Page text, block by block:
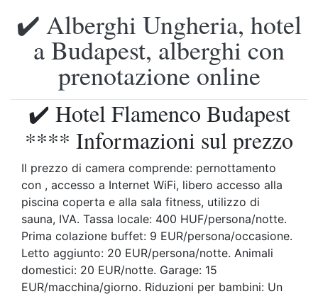
✔️ Alberghi Ungheria, hotel
a Budapest, alberghi con
prenotazione online
✔️ Hotel Flamenco Budapest
**** Informazioni sul prezzo
Il prezzo di camera comprende: pernottamento
con , accesso a Internet WiFi, libero accesso alla
piscina coperta e alla sala fitness, utilizzo di
sauna, IVA. Tassa locale: 400 HUF/persona/notte.
Prima colazione buffet: 9 EUR/persona/occasione.
Letto aggiunto: 20 EUR/persona/notte. Animali
domestici: 20 EUR/notte. Garage: 15
EUR/macchina/giorno. Riduzioni per bambini: Un